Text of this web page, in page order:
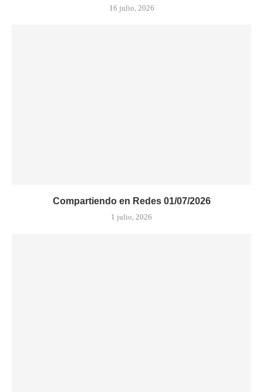
16 julio, 2026
Compartiendo en Redes 01/07/2026
1 julio, 2026